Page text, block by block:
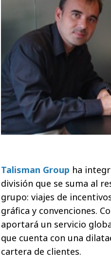
Talisman Group ha
división que se suma al
grupo: viajes de
gráfica y convenciones.
aportará un servicio
que cuenta con una
cartera de clientes.